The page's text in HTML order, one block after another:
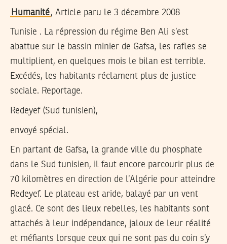
Humanité, Article paru le 3 décembre 2008
Tunisie . La répression du régime Ben Ali s’est
abattue sur le bassin minier de Gafsa, les rafles se
multiplient, en quelques mois le bilan est terrible.
Excédés, les habitants réclament plus de justice
sociale. Reportage.
Redeyef (Sud tunisien),
envoyé spécial.
En partant de Gafsa, la grande ville du phosphate
dans le Sud tunisien, il faut encore parcourir plus de
70 kilomètres en direction de l’Algérie pour atteindre
Redeyef. Le plateau est aride, balayé par un vent
glacé. Ce sont des lieux rebelles, les habitants sont
attachés à leur indépendance, jaloux de leur réalité
et méfiants lorsque ceux qui ne sont pas du coin s’y